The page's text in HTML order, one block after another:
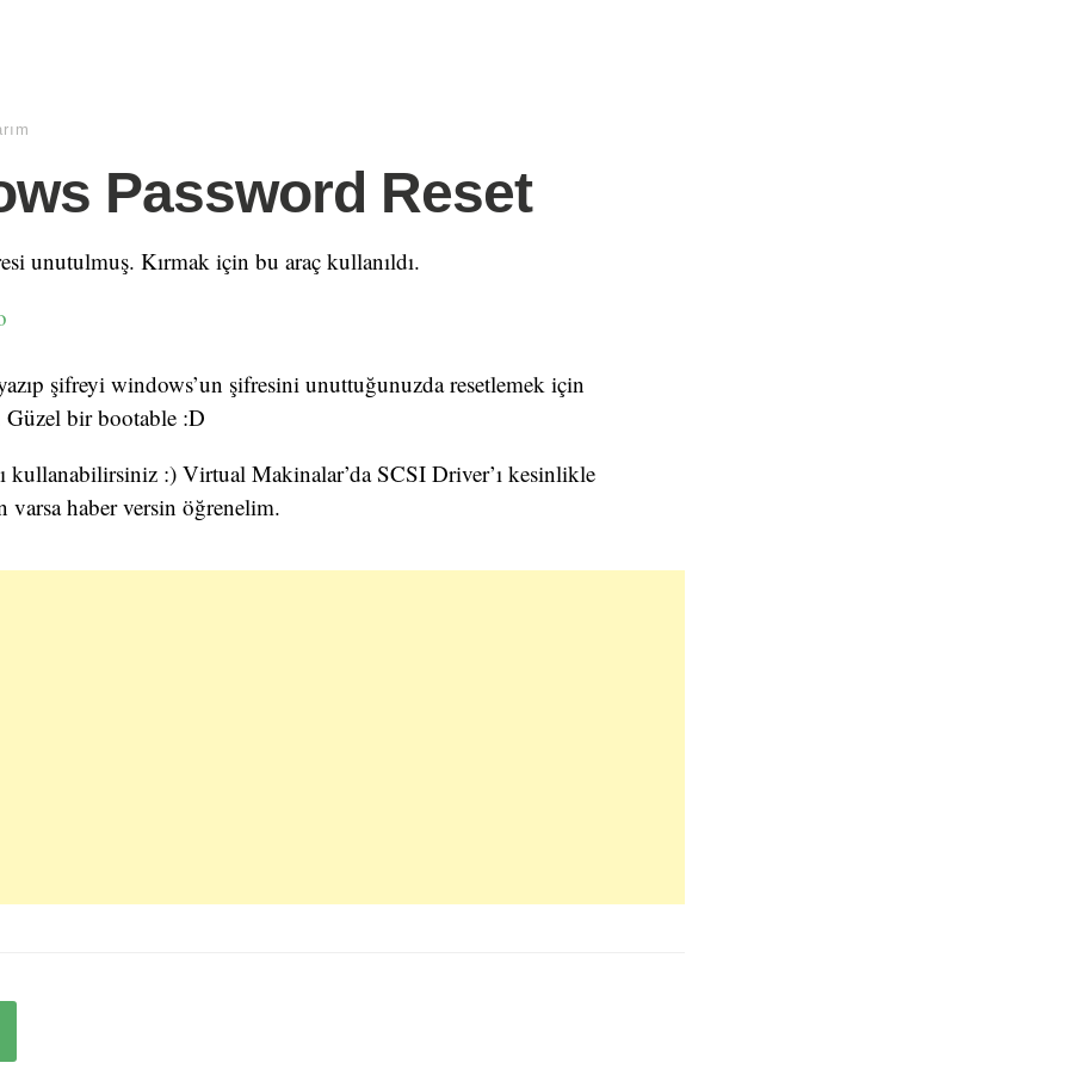
Password Reset
unutulmuş. Kırmak için bu araç kullanıldı.
şifreyi windows’un şifresini unuttuğunuzda resetlemek için
bir bootable :D
kullanabilirsiniz :) Virtual Makinalar’da SCSI Driver’ı kesinlikle
varsa haber versin öğrenelim.